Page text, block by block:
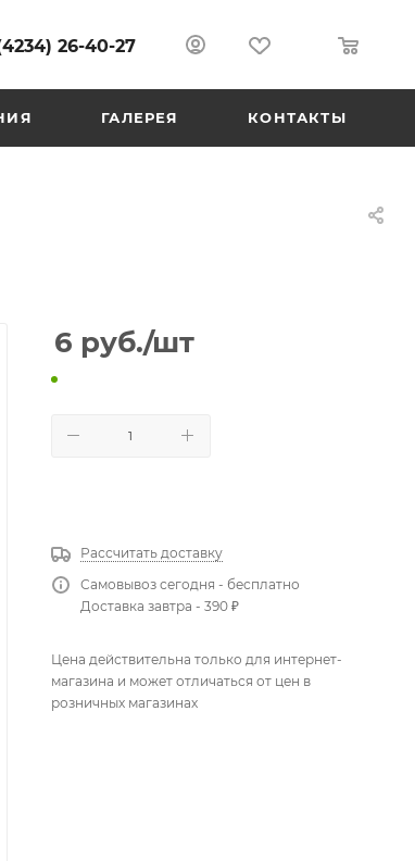
26-40-27
ГАЛЕРЕЯ КОНТАКТЫ
6 руб./шт
Рассчитать доставку
Самовывоз сегодня - бесплатно
Доставка завтра - 390 ₽
Цена действительна только для интернет-
магазина и может отличаться от цен в
розничных магазинах